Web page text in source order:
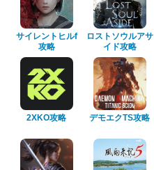
サイレントヒルf
攻略
ロストソウルアサ
イド攻略
2XKO攻略 デモエクTS攻略